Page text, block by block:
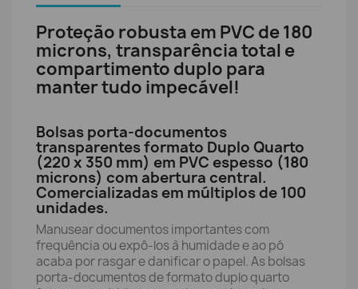
Proteção robusta em PVC de 180
microns, transparência total e
compartimento duplo para
manter tudo impecável!
Bolsas porta-documentos
transparentes formato Duplo Quarto
(220 x 350 mm) em PVC espesso (180
microns) com abertura central.
Comercializadas em múltiplos de 100
unidades.
Manusear documentos importantes com
frequência ou expô-los à humidade e ao pó
acaba por rasgar e danificar o papel. As bolsas
porta-documentos de formato duplo quarto